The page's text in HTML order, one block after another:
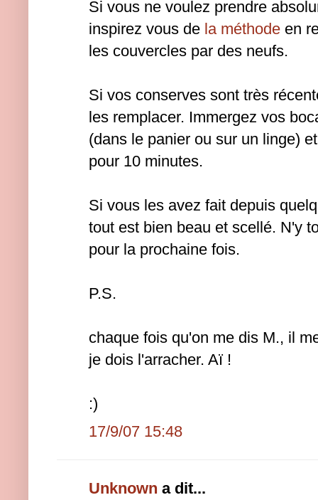
Si vous ne voulez prendre
inspirez vous de la méthode en
les couvercles par des neufs.
Si vos conserves sont très
les remplacer. Immergez vos
(dans le panier ou sur un linge)
pour 10 minutes.
Si vous les avez fait depuis
tout est bien beau et scellé. N'y
pour la prochaine fois.
P.S.
chaque fois qu'on me dis M., il
je dois l'arracher. Aï !
:)
17/9/07 15:48
Unknown a dit...